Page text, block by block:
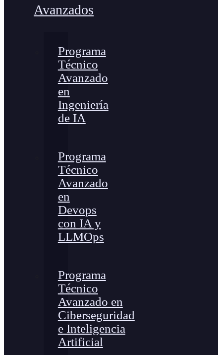
Avanzados
Programa
Técnico
Avanzado
en
Ingeniería
de IA
Programa
Técnico
Avanzado
en
Devops
con IA y
LLMOps
Programa
Técnico
Avanzado en
Ciberseguridad
e Inteligencia
Artificial